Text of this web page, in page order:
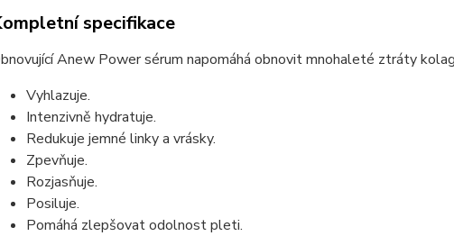
specifikace
Anew Power sérum napomáhá obnovit mnohaleté ztráty
Vyhlazuje.
Intenzivně hydratuje.
Redukuje jemné linky a vrásky.
Zpevňuje.
Rozjasňuje.
Posiluje.
Pomáhá zlepšovat odolnost pleti.